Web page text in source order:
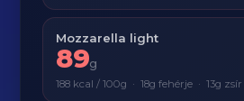
Mozzarella light
89g
188 kcal / 100g · 18g fehérje · 13g zsír